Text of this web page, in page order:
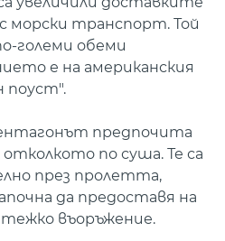
морски транспорт. Той
големи обеми
е на американския
поуст".
предпочита
по суша. Те са
през пролетта,
да предоставя на
тежко въоръжение.